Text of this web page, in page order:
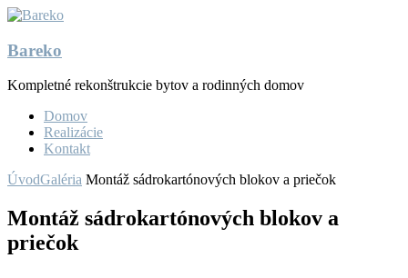
Bareko
Kompletné rekonštrukcie bytov a rodinných domov
Domov
Realizácie
Kontakt
ÚvodGaléria Montáž sádrokartónových blokov a priečok
Montáž sádrokartónových blokov a
priečok